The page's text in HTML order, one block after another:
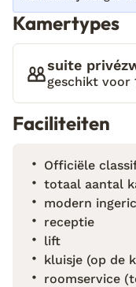
inrichting is strak
comfortabel terras
is een waar
Er even op uit?
restaurantjes en
compleet te maken.
Kamertypes
suite
geschikt voor
Faciliteiten
Officiële
totaal aantal
modern
receptie
lift
kluisje (op de
roomservice